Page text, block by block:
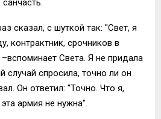
сказал, с шуткой так: "Свет, я
контрактник, срочников в
–вспоминает Света. Я не придала
случай спросила, точно ли он
Он ответил: "Точно. Что я,
армия не нужна".